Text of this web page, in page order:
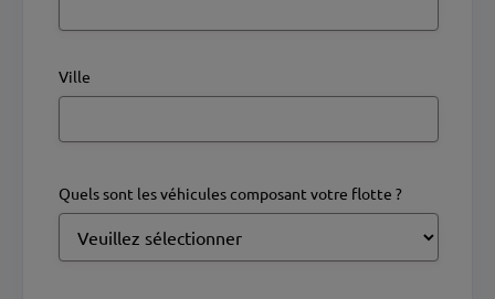
Ville
Quels sont les véhicules composant votre flotte ?